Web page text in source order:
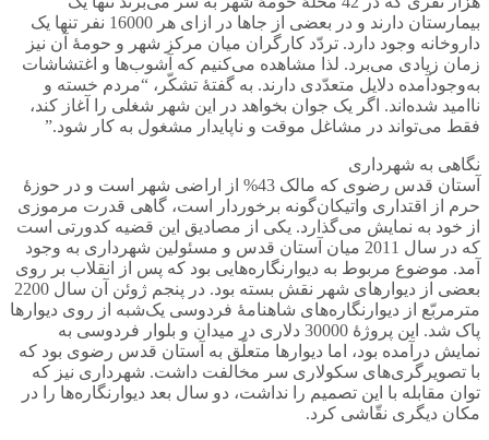
بیمارستان دارند و در بعضی از جاها در ازای هر 16000 نفر تنها یک
داروخانه وجود دارد. تردّد کارگران میان مرکز شهر و حومۀ آن نیز
زمان زیادی می‌برد. لذا مشاهده می‌کنیم که آشوب‌ها و اغتشاشات
به‌وجود‌آمده دلایل متعدّدی دارند. به گفتۀ تشکّر، “مردم خسته و
ناامید شده‌اند. اگر یک جوان بخواهد در این شهر شغلی را آغاز کند،
فقط می‌تواند در مشاغل موقت و ناپایدار مشغول به کار شود.”
نگاهی به شهرداری
آستان قدس رضوی که مالک 43% از اراضی شهر است و در حوزۀ
حرم از اقتداری واتیکان‌گونه برخوردار است، گاهی قدرت مرموزی
از خود به نمایش می‌گذارد. یکی از مصادیق این قضیه کدورتی است
که در سال 2011 میان آستان قدس و مسئولین شهرداری به وجود
آمد. موضوع مربوط به دیوارنگاره‌هایی بود که پس از انقلاب بر روی
بعضی از دیوارهای شهر نقش بسته بود. در پنجم ژوئن آن سال 2200
مترمربّع از دیوارنگاره‌های شاهنامۀ فردوسی یک‌شبه از روی دیوارها
پاک شد. این پروژۀ 30000 دلاری در میدان و بلوار فردوسی به
نمایش درآمده بود، اما دیوارها متعلّق به آستان قدس رضوی بود که
با تصویرگری‌های سکولاری سر مخالفت داشت. شهرداری نیز که
توان مقابله با این تصمیم را نداشت، دو سال بعد دیوارنگاره‌ها را در
مکان دیگری نقّاشی کرد.